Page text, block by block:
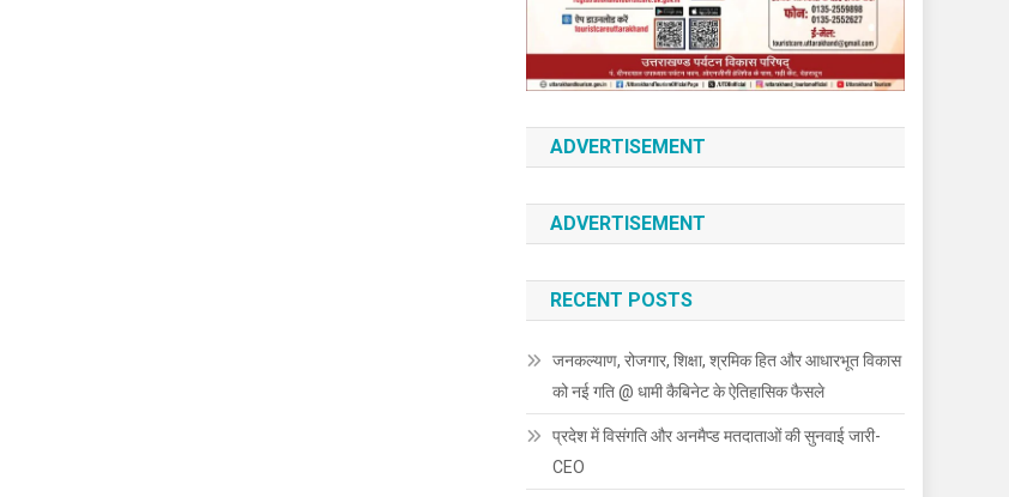
ADVERTISEMENT
ADVERTISEMENT
RECENT POSTS
जनकल्याण, रोजगार, शिक्षा, श्रमिक हित और आधारभूत विकास
को नई गति @ धामी कैबिनेट के ऐतिहासिक फैसले
प्रदेश में विसंगति और अनमैप्ड मतदाताओं की सुनवाई जारी-
CEO